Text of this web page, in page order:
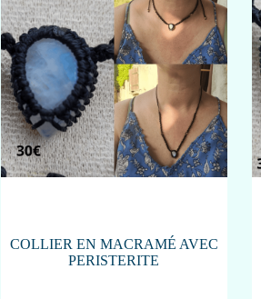
COLLIER EN MACRAMÉ AVEC
PERISTERITE